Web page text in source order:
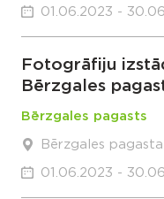
01.06.2023 -
Fotogrāfiju
Bērzgales
Bērzgales pagasts
Bērzgales
01.06.2023 -